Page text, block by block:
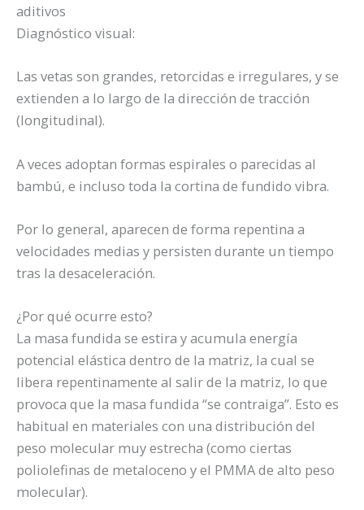
aditivos
Diagnóstico visual:
Las vetas son grandes, retorcidas e irregulares, y se
extienden a lo largo de la dirección de tracción
(longitudinal).
A veces adoptan formas espirales o parecidas al
bambú, e incluso toda la cortina de fundido vibra.
Por lo general, aparecen de forma repentina a
velocidades medias y persisten durante un tiempo
tras la desaceleración.
¿Por qué ocurre esto?
La masa fundida se estira y acumula energía
potencial elástica dentro de la matriz, la cual se
libera repentinamente al salir de la matriz, lo que
provoca que la masa fundida “se contraiga”. Esto es
habitual en materiales con una distribución del
peso molecular muy estrecha (como ciertas
poliolefinas de metaloceno y el PMMA de alto peso
molecular).